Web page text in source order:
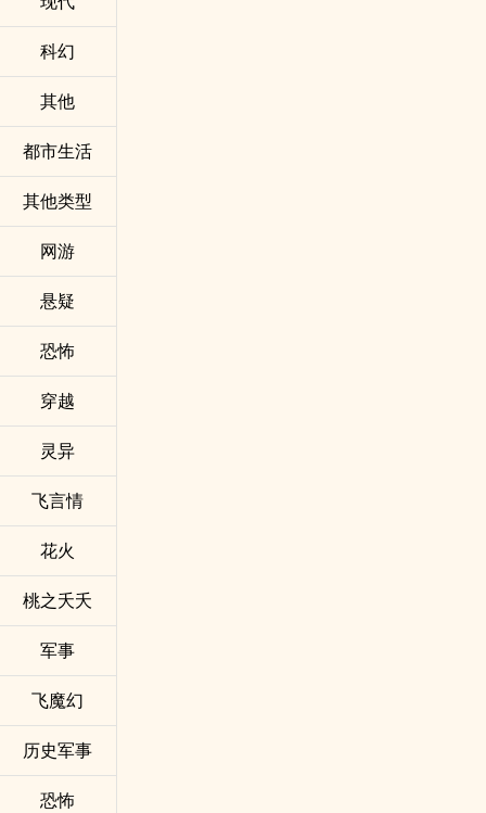
科幻
其他
都市生活
其他类型
网游
悬疑
恐怖
穿越
灵异
飞言情
花火
桃之夭夭
军事
飞魔幻
历史军事
恐怖